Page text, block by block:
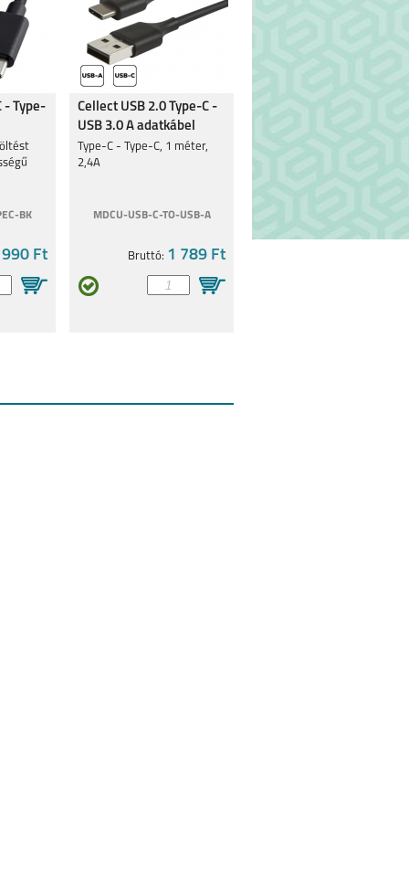
- Type-
BK
Ft
Cellect USB 2.0 Type-C -
USB 3.0 A adatkábel
Type-C - Type-C, 1 méter,
2,4A
MDCU-USB-C-TO-USB-A
Bruttó: 1 789 Ft